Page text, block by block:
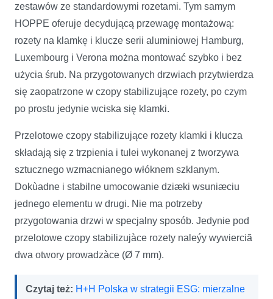
zestawów ze standardowymi rozetami. Tym samym
HOPPE oferuje decydującą przewagę montażową:
rozety na klamkę i klucze serii aluminiowej Hamburg,
Luxembourg i Verona można montować szybko i bez
użycia śrub. Na przygotowanych drzwiach przytwierdza
się zaopatrzone w czopy stabilizujące rozety, po czym
po prostu jedynie wciska się klamki.
Przelotowe czopy stabilizujące rozety klamki i klucza
składają się z trzpienia i tulei wykonanej z tworzywa
sztucznego wzmacnianego włóknem szklanym.
Dokùadne i stabilne umocowanie dziæki wsuniæciu
jednego elementu w drugi. Nie ma potrzeby
przygotowania drzwi w specjalny sposób. Jedynie pod
przelotowe czopy stabilizujàce rozety naleýy wywierciã
dwa otwory prowadzàce (Ø 7 mm).
Czytaj też: H+H Polska w strategii ESG: mierzalne